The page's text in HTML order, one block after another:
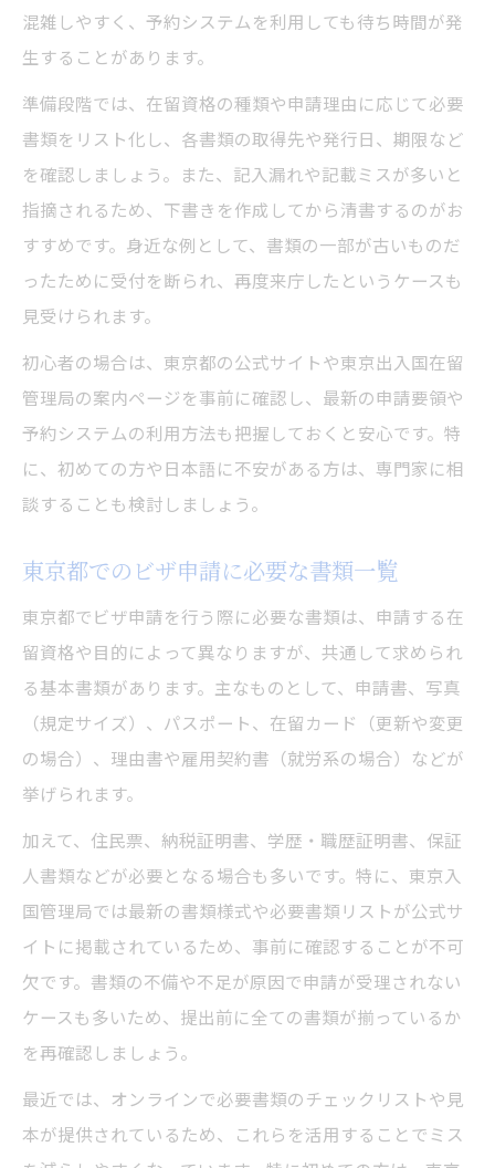
混雑しやすく、予約システムを利用しても待ち時間が発
生することがあります。
準備段階では、在留資格の種類や申請理由に応じて必要
書類をリスト化し、各書類の取得先や発行日、期限など
を確認しましょう。また、記入漏れや記載ミスが多いと
指摘されるため、下書きを作成してから清書するのがお
すすめです。身近な例として、書類の一部が古いものだ
ったために受付を断られ、再度来庁したというケースも
見受けられます。
初心者の場合は、東京都の公式サイトや東京出入国在留
管理局の案内ページを事前に確認し、最新の申請要領や
予約システムの利用方法も把握しておくと安心です。特
に、初めての方や日本語に不安がある方は、専門家に相
談することも検討しましょう。
東京都でのビザ申請に必要な書類一覧
東京都でビザ申請を行う際に必要な書類は、申請する在
留資格や目的によって異なりますが、共通して求められ
る基本書類があります。主なものとして、申請書、写真
（規定サイズ）、パスポート、在留カード（更新や変更
の場合）、理由書や雇用契約書（就労系の場合）などが
挙げられます。
加えて、住民票、納税証明書、学歴・職歴証明書、保証
人書類などが必要となる場合も多いです。特に、東京入
国管理局では最新の書類様式や必要書類リストが公式サ
イトに掲載されているため、事前に確認することが不可
欠です。書類の不備や不足が原因で申請が受理されない
ケースも多いため、提出前に全ての書類が揃っているか
を再確認しましょう。
最近では、オンラインで必要書類のチェックリストや見
本が提供されているため、これらを活用することでミス